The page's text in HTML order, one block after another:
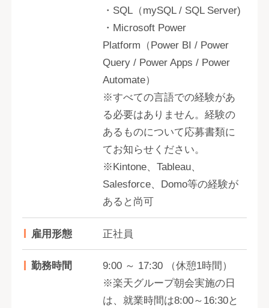
・SQL（mySQL / SQL Server)
・Microsoft Power
Platform（Power BI / Power
Query / Power Apps / Power
Automate）
※すべての⾔語での経験があ
る必要はありません。経験の
あるものについて応募書類に
てお知らせください。
※Kintone、Tableau、
Salesforce、Domo等の経験が
あると尚可
雇用形態 正社員
勤務時間
9:00 ～ 17:30 （休憩1時間）
※楽天グループ朝会実施の日
は、就業時間は8:00～16:30と